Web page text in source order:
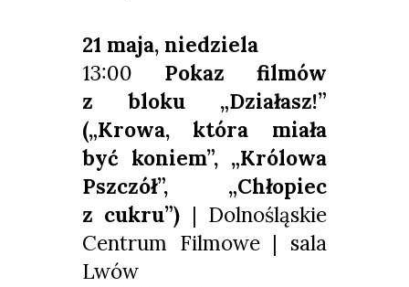
21 maja, niedziela
13:00
Pokaz filmów
z bloku „Działasz!”
(„Krowa, która miała
być koniem”, „Królowa
Pszczół”, „Chłopiec
z cukru”) | Dolnośląskie
Centrum Filmowe | sala
Lwów